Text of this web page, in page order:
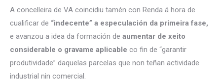
A concelleira de VA coincidiu tamén con Renda á hora de
cualificar de “indecente” a especulación da primeira fase,
e avanzou a idea da formación de aumentar de xeito
considerable o gravame aplicable co fin de “garantir
produtividade” daquelas parcelas que non teñan actividade
industrial nin comercial.